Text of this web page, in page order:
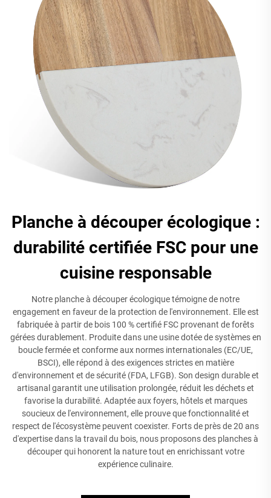
Planche à découper écologique :
durabilité certifiée FSC pour une
cuisine responsable
Notre planche à découper écologique témoigne de notre
engagement en faveur de la protection de l'environnement. Elle est
fabriquée à partir de bois 100 % certifié FSC provenant de forêts
gérées durablement. Produite dans une usine dotée de systèmes en
boucle fermée et conforme aux normes internationales (EC/UE,
BSCI), elle répond à des exigences strictes en matière
d'environnement et de sécurité (FDA, LFGB). Son design durable et
artisanal garantit une utilisation prolongée, réduit les déchets et
favorise la durabilité. Adaptée aux foyers, hôtels et marques
soucieux de l'environnement, elle prouve que fonctionnalité et
respect de l'écosystème peuvent coexister. Forts de près de 20 ans
d'expertise dans la travail du bois, nous proposons des planches à
découper qui honorent la nature tout en enrichissant votre
expérience culinaire.